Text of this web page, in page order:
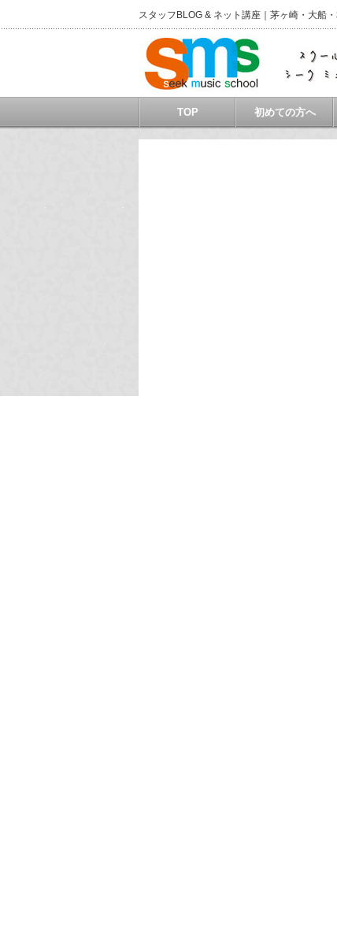
スタッフBLOG & ネット講座｜茅ヶ崎・大船
TOP 初めての方へ